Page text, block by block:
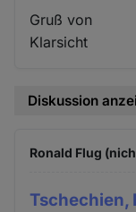
Gruß von
Klarsicht
Diskussion
Ronald Flug
Tschechien,